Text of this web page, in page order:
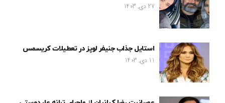
27 دی, 1403
استایل جذاب جنیفر لوپز در تعطیلات کریسمس
11 دی, 1403